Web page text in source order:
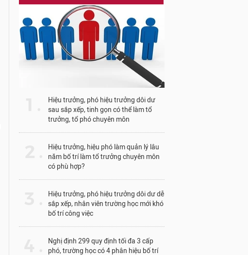
Hiệu trưởng, phó hiệu trưởng dôi dư
sau sắp xếp, tinh gọn có thể làm tổ
trưởng, tổ phó chuyên môn
Hiệu trưởng, hiệu phó làm quản lý lâu
năm bố trí làm tổ trưởng chuyên môn
có phù hợp?
Hiệu trưởng, phó hiệu trưởng dôi dư dễ
sắp xếp, nhân viên trường học mới khó
bố trí công việc
Nghị định 299 quy định tối đa 3 cấp
phó, trường học có 4 phân hiệu bố trí